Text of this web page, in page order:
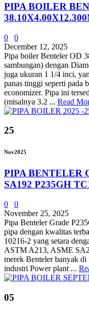
PIPA BOILER
0
0
December 12, 2025
Pipa boiler Benteler OD
sambungan) dengan
juga ukuran 1 1/4 inci,
panas tinggi seperti pada
economizer. Pipa ini
(misalnya 3.2 ... Read
25
Nov2025
PIPA BENTELER
SA192 P235GH
0
0
November 25, 2025
Pipa Benteler Grade
pipa dengan kwalitas
10216-2 yang setara
ASTM A213, ASME
merek Benteler banyak
industri Power plant ...
05